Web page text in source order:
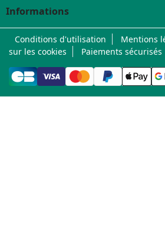
Informations
Conditions d'utilisation Mentions
sur les cookies
Paiements sécurisés